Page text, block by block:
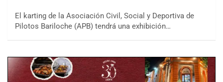
El karting de la Asociación Civil, Social y Deportiva de
Pilotos Bariloche (APB) tendrá una exhibición…